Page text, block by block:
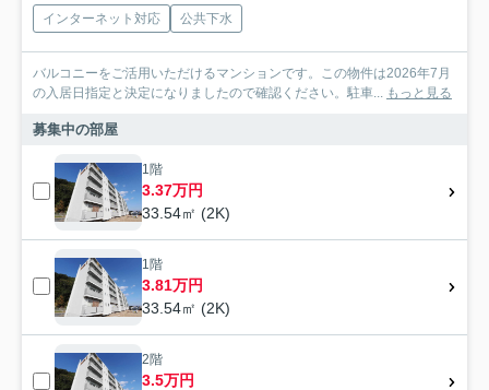
インターネット対応 公共下水
バルコニーをご活用いただけるマンションです。この物件は2026年7月
の入居日指定と決定になりましたので確認ください。駐車... もっと見る
募集中の部屋
1階
3.37万円
33.54㎡ (2K)
1階
3.81万円
33.54㎡ (2K)
2階
3.5万円